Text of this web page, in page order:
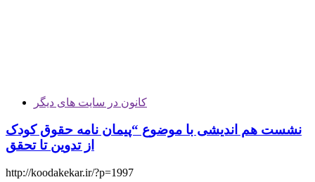
کانون در سایت های دیگر
نشست هم اندیشی با موضوع “پیمان نامه حقوق کودک
از تدوین تا تحقق
http://koodakekar.ir/?p=1997